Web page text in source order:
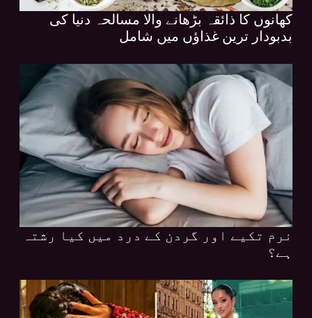
کھانوں کا ذائقہ بڑھانے والا مسالحہ دنیا کی
بدبودار ترین غذاؤں میں شامل
نرم تکیے اور گردن کے درد میں کیا رشتہ
ہے؟